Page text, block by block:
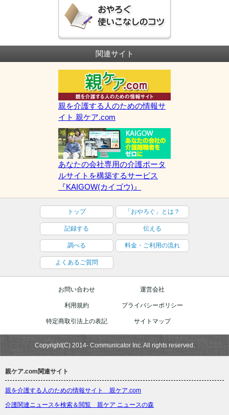
関連サイト
親を介護する人のための情報サ
イト 親ケア.com
あなたの会社専用の介護ポータ
ルサイトを構築するサービス
『KAIGOW(カイゴウ)』
トップ 「おやろぐ」とは？
記録する 伝える
調べる 料金・ご利用の流れ
よくあるご質問
お問い合わせ 運営会社
利用規約 プライバシーポリシー
特定商取引法上の表記 サイトマップ
Copyright(C) 2014- Communicator Inc. All rights reserved.
親ケア.com関連サイト
親を介護する人のための情報サイト 親ケア.com
介護関連ニュースを検索＆閲覧 親ケア ニュースの森